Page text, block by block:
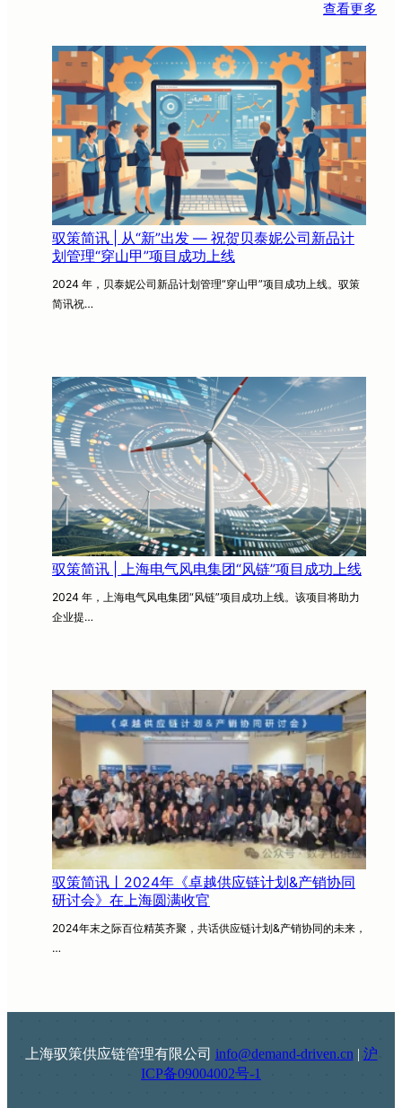
查看更多
驭策简讯 | 从“新”出发 — 祝贺贝泰妮公司新品计
划管理“穿山甲”项目成功上线
2024 年，贝泰妮公司新品计划管理“穿山甲”项目成功上线。驭策
简讯祝…
驭策简讯 | 上海电气风电集团“风链”项目成功上线
2024 年，上海电气风电集团“风链”项目成功上线。该项目将助力
企业提…
驭策简讯丨2024年《卓越供应链计划&产销协同
研讨会》在上海圆满收官
2024年末之际百位精英齐聚，共话供应链计划&产销协同的未来，
…
上海驭策供应链管理有限公司 info@demand-driven.cn | 沪
ICP备09004002号-1